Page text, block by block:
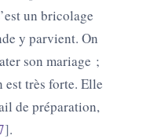
un bricolage
y parvient. On
son mariage ;
très forte. Elle
de préparation,
.